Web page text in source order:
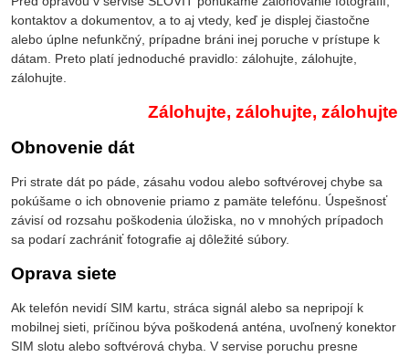
kontaktov a dokumentov, a to aj vtedy, keď je displej čiastočne
alebo úplne nefunkčný, prípadne bráni inej poruche v prístupe k
dátam. Preto platí jednoduché pravidlo: zálohujte, zálohujte,
zálohujte.
Zálohujte, zálohujte, zálohujte
Obnovenie dát
Pri strate dát po páde, zásahu vodou alebo softvérovej chybe sa
pokúšame o ich obnovenie priamo z pamäte telefónu. Úspešnosť
závisí od rozsahu poškodenia úložiska, no v mnohých prípadoch
sa podarí zachrániť fotografie aj dôležité súbory.
Oprava siete
Ak telefón nevidí SIM kartu, stráca signál alebo sa nepripojí k
mobilnej sieti, príčinou býva poškodená anténa, uvoľnený konektor
SIM slotu alebo softvérová chyba. V servise poruchu presne